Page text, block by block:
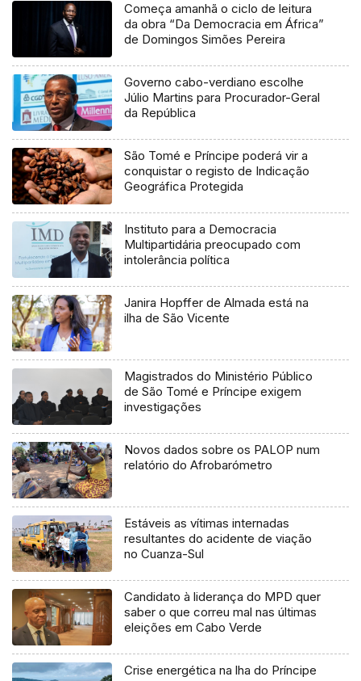
Começa amanhã o ciclo de leitura
da obra “Da Democracia em África”
de Domingos Simões Pereira
Governo cabo-verdiano escolhe
Júlio Martins para Procurador-Geral
da República
São Tomé e Príncipe poderá vir a
conquistar o registo de Indicação
Geográfica Protegida
Instituto para a Democracia
Multipartidária preocupado com
intolerância política
Janira Hopffer de Almada está na
ilha de São Vicente
Magistrados do Ministério Público
de São Tomé e Príncipe exigem
investigações
Novos dados sobre os PALOP num
relatório do Afrobarómetro
Estáveis as vítimas internadas
resultantes do acidente de viação
no Cuanza-Sul
Candidato à liderança do MPD quer
saber o que correu mal nas últimas
eleições em Cabo Verde
Crise energética na lha do Príncipe